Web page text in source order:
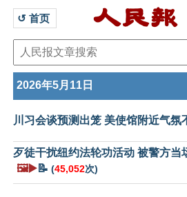
↺ 首页
2026年5月11日
川习会谈预测出笼 美使馆附近气氛
歹徒干扰纽约法轮功活动 被警方当
🖼️▶️📝 (45,052次)